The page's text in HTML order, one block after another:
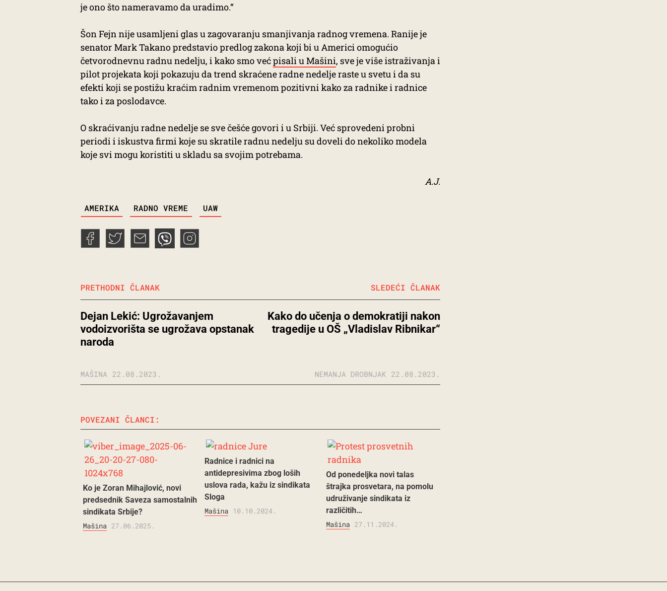
je ono što nameravamo da uradimo.“
Šon Fejn nije usamljeni glas u zagovaranju smanjivanja radnog vremena. Ranije je
senator Mark Takano predstavio predlog zakona koji bi u Americi omogućio
četvorodnevnu radnu nedelju, i kako smo većpisali u Mašini, sve je više istraživanja i
pilot projekata koji pokazuju da trend skraćene radne nedelje raste u svetu i da su
efekti koji se postižu kraćim radnim vremenom pozitivni kako za radnike i radnice
tako i za poslodavce.
O skraćivanju radne nedelje se sve češće govori i u Srbiji. Već sprovedeni probni
periodi i iskustva firmi koje su skratile radnu nedelju su doveli do nekoliko modela
koje svi mogu koristiti u skladu sa svojim potrebama.
A.J.
AMERIKA RADNO VREME UAW
PRETHODNI ČLANAK
Dejan Lekić: Ugrožavanjem
vodoizvorišta se ugrožava opstanak
naroda
MAŠINA 22.08.2023.
Kako do učenja o demokratiji nakon
tragedije u OŠ „Vladislav Ribnikar“
SLEDEĆI ČLANAK
NEMANJA DROBNJAK 22.08.2023.
POVEZANI ČLANCI:
Ko je Zoran Mihajlović, novi
predsednik Saveza samostalnih
sindikata Srbije?
Mašina 27.06.2025.
Radnice i radnici na
antidepresivima zbog loših
uslova rada, kažu iz sindikata
Sloga
Mašina 10.10.2024.
Od ponedeljka novi talas
štrajka prosvetara, na pomolu
udruživanje sindikata iz
različitih…
Mašina 27.11.2024.